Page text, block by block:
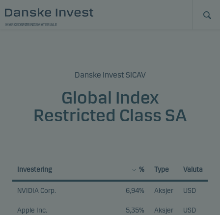
MARKEDSFØRINGSMATERIALE
Danske Invest SICAV
Global Index
Restricted Class SA
Investering % Type Valuta
NVIDIA Corp. 6,94% Aksjer USD
Apple Inc. 5,35% Aksjer USD